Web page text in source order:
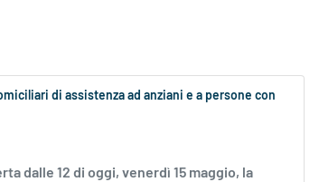
di assistenza ad anziani e a persone con
dalle 12 di oggi, venerdì 15 maggio, la